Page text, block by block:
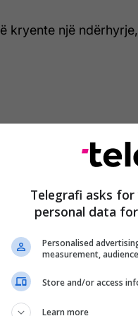
kryente një
Telegrafi asks
personal data
Personalised
measurement,
Store and/or access
Learn more